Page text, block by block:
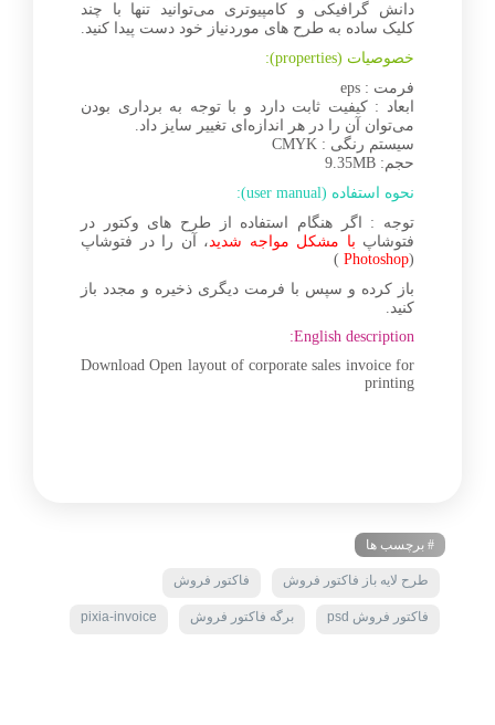
دانش گرافیکی و کامپیوتری می‌توانید تنها با چند
کلیک ساده به طرح های موردنیاز خود دست پیدا کنید.
خصوصیات (properties):
فرمت : eps
ابعاد : کیفیت ثابت دارد و با توجه به برداری بودن
می‌توان آن را در هر اندازه‌ای تغییر سایز داد.
سیستم رنگی : CMYK
حجم: 9.35MB
نحوه استفاده (user manual):
توجه : اگر هنگام استفاده از طرح های وکتور در
فتوشاپ با مشکل مواجه شدید، آن را در فتوشاپ
(
Photoshop
)
باز کرده و سپس با فرمت دیگری ذخیره و مجدد باز
کنید.
English description:
Download Open layout of corporate sales invoice for
printing
# برچسب ها
طرح لایه باز فاکتور فروش فاکتور فروش
فاکتور فروش psd برگه فاکتور فروش pixia-invoice